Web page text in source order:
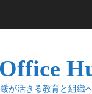
が活きる教育と組織